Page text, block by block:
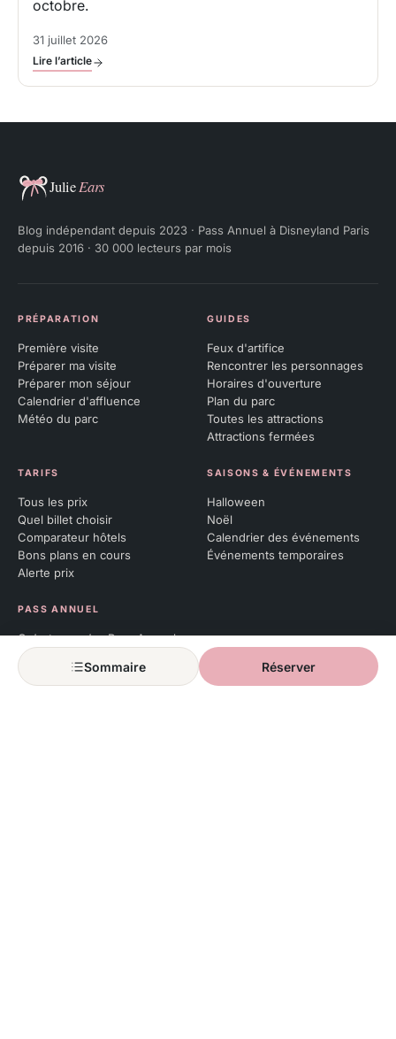
octobre.
31 juillet 2026
Lire l’article
Sommaire Réserver
Julie Ears
Blog indépendant depuis 2023 · Pass Annuel à Disneyland Paris
depuis 2016 · 30 000 lecteurs par mois
PRÉPARATION
Première visite
Préparer ma visite
Préparer mon séjour
Calendrier d'affluence
Météo du parc
GUIDES
Feux d'artifice
Rencontrer les personnages
Horaires d'ouverture
Plan du parc
Toutes les attractions
Attractions fermées
TARIFS
Tous les prix
Quel billet choisir
Comparateur hôtels
Bons plans en cours
Alerte prix
SAISONS & ÉVÉNEMENTS
Halloween
Noël
Calendrier des événements
Événements temporaires
PASS ANNUEL
Qu’est-ce qu’un Pass Annuel
Renouveler son pass
Réserver ses dates